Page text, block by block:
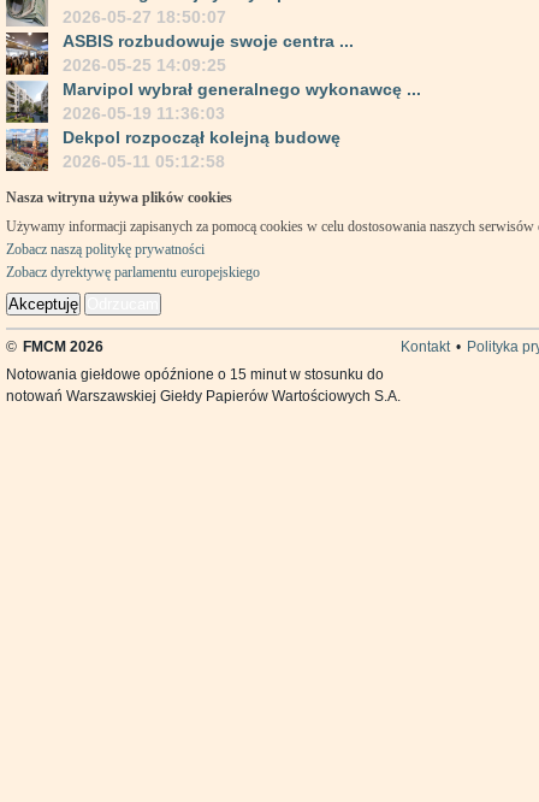
2026-05-27 18:50:07
ASBIS rozbudowuje swoje centra ...
2026-05-25 14:09:25
Marvipol wybrał generalnego wykonawcę ...
2026-05-19 11:36:03
Dekpol rozpoczął kolejną budowę
2026-05-11 05:12:58
Nasza witryna używa plików cookies
Używamy informacji zapisanych za pomocą cookies w celu dostosowania naszych
Zobacz naszą politykę prywatności
Zobacz dyrektywę parlamentu europejskiego
Akceptuję
© FMCM 2026 Kontakt • Polityka
Notowania giełdowe opóźnione o 15 minut w stosunku do
notowań Warszawskiej Giełdy Papierów Wartościowych S.A.